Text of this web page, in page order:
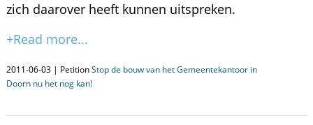
zich daarover heeft kunnen uitspreken.
+Read more...
2011-06-03 | PetitionStop de bouw van het Gemeentekantoor in
Doorn nu het nog kan!